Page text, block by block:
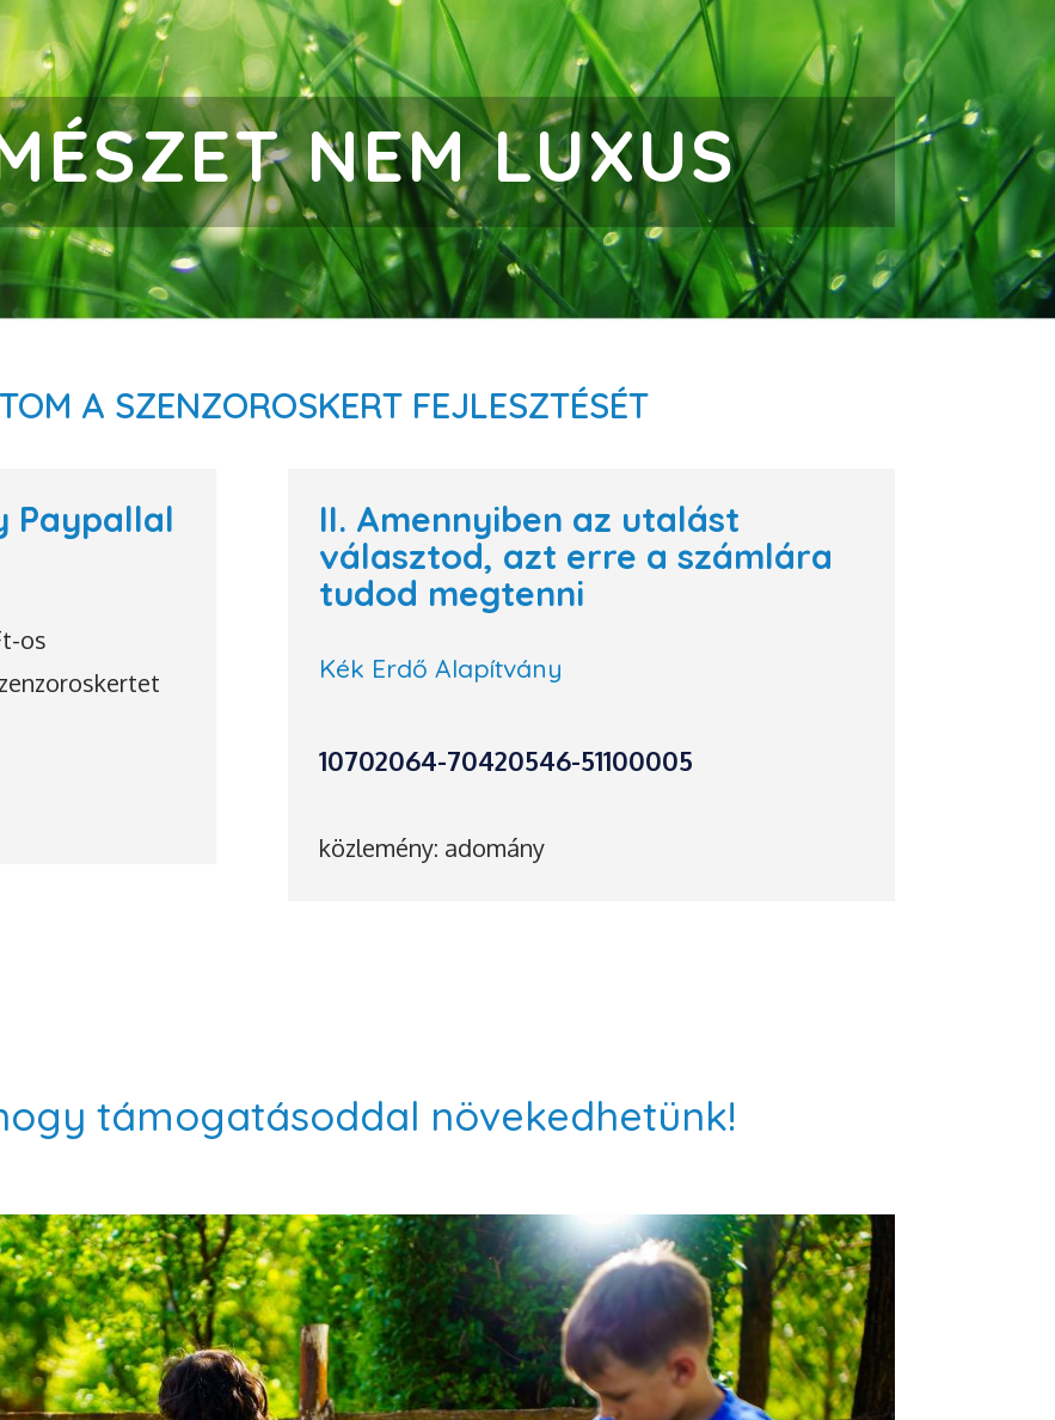
NEM LUXUS
A SZENZOROSKERT FEJLESZTÉSÉT
Paypallal
os
II. Amennyiben az utalást
választod, azt erre a számlára
tudod megtenni
Kék Erdő Alapítvány
10702064-70420546-51100005
közlemény: adomány
támogatásoddal növekedhetünk!